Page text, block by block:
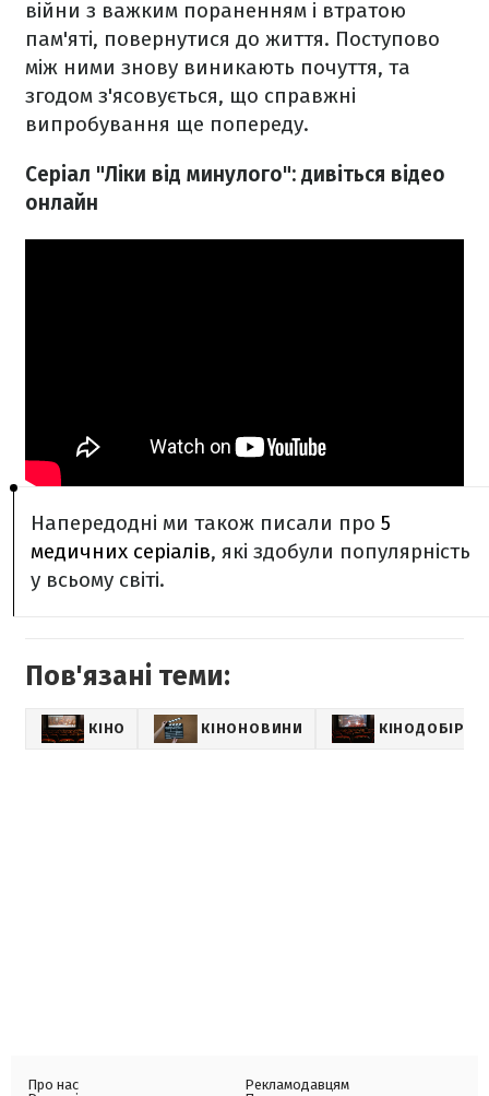
війни з важким пораненням і втратою
пам'яті, повернутися до життя. Поступово
між ними знову виникають почуття, та
згодом з'ясовується, що справжні
випробування ще попереду.
Серіал "Ліки від минулого": дивіться відео
онлайн
Напередодні ми також писали про 5
медичних серіалів, які здобули популярність
у всьому світі.
Пов'язані теми:
КІНО КІНОНОВИНИ КІНОДОБІРКИ
Про нас
Рекламодавцям